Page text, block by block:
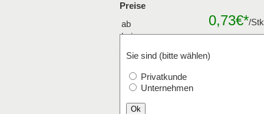
Preise
Sie sind (bitte wählen)
Privatkunde
Unternehmen
Ok
ab 0,73€*/
bei
Stk.